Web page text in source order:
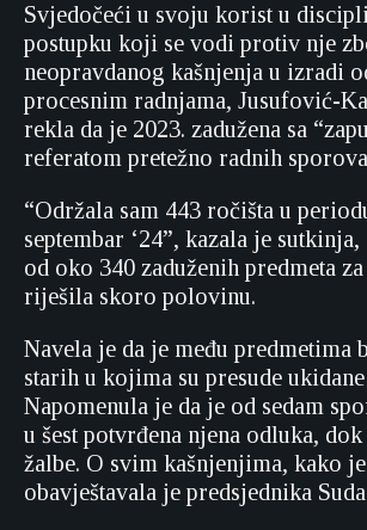
Svjedočeći u svoju korist u
postupku koji se vodi protiv nje
neopravdanog kašnjenja u izradi
procesnim radnjama, Jusufović-
rekla da je 2023. zadužena sa
referatom pretežno radnih
“Održala sam 443 ročišta u
septembar ‘24”, kazala je
od oko 340 zaduženih predmeta
riješila skoro polovinu.
Navela je da je među predmetima
starih u kojima su presude
Napomenula je da je od sedam
u šest potvrđena njena odluka,
žalbe. O svim kašnjenjima, kako
obavještavala je predsjednika